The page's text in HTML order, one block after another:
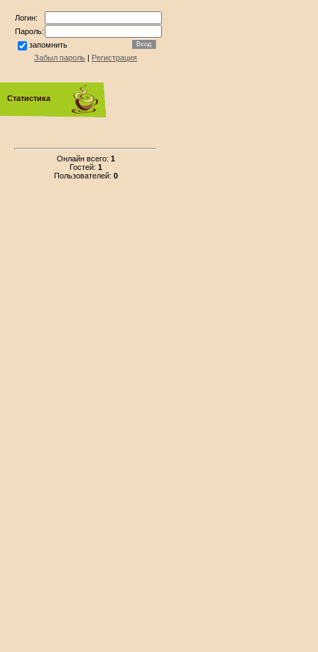
Логин:
Пароль:
запомнить
Забыл пароль | Регистрация
Статистика
Онлайн всего: 1
Гостей: 1
Пользователей: 0